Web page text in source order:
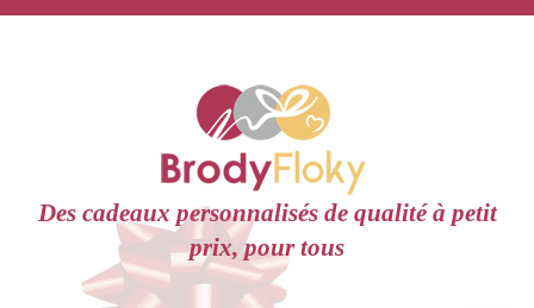
Des cadeaux personnalisés de qualité à petit
prix, pour tous